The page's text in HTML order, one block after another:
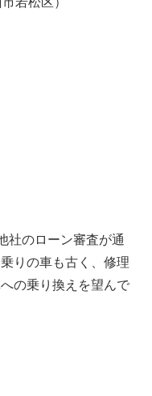
社のローン審査が通
りの車も古く、修理
の乗り換えを望んで